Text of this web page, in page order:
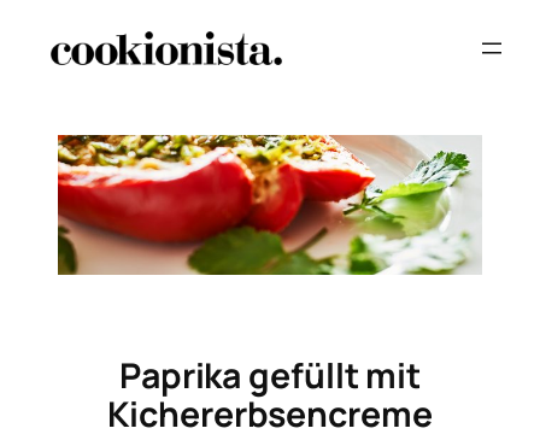
Paprika gefüllt mit
Kichererbsencreme